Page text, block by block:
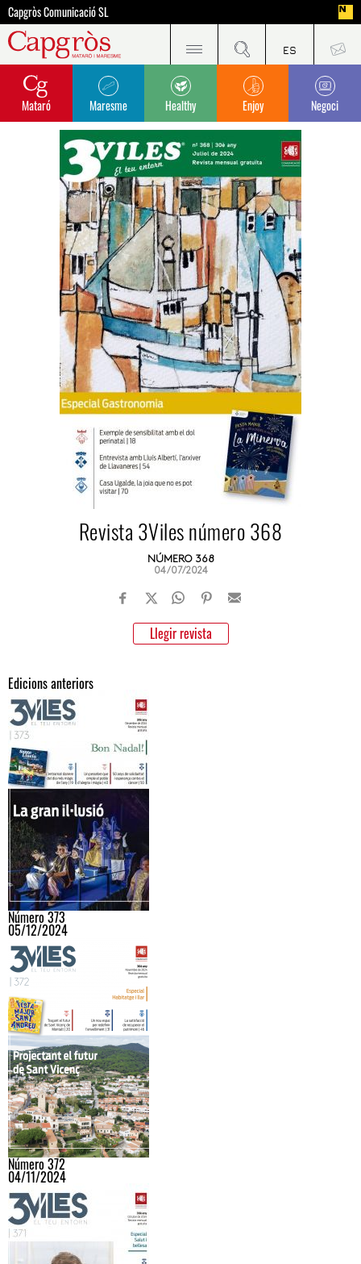
Capgròs Comunicació SL
Mataró Maresme Healthy Enjoy Negoci
Revista 3Viles número 368
NÚMERO 368
04/07/2024
Llegir revista
Edicions anteriors
Número 373
05/12/2024
Número 372
04/11/2024